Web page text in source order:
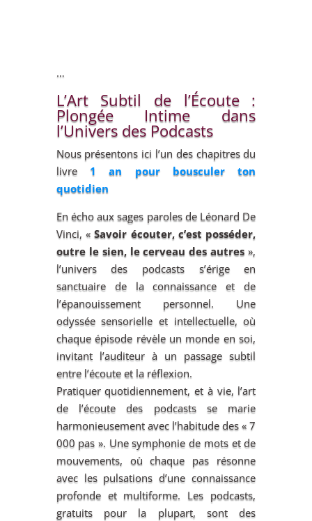
…
L’Art Subtil de l’Écoute :
Plongée Intime dans
l’Univers des Podcasts
Nous présentons ici l’un des chapitres du
livre 1 an pour bousculer ton
quotidien
En écho aux sages paroles de Léonard De
Vinci, «Savoir écouter, c’est posséder,
outre le sien, le cerveau des autres »,
l’univers des podcasts s’érige en
sanctuaire de la connaissance et de
l’épanouissement personnel. Une
odyssée sensorielle et intellectuelle, où
chaque épisode révèle un monde en soi,
invitant l’auditeur à un passage subtil
entre l’écoute et la réflexion.
Pratiquer quotidiennement, et à vie, l’art
de l’écoute des podcasts se marie
harmonieusement avec l’habitude des « 7
000 pas ». Une symphonie de mots et de
mouvements, où chaque pas résonne
avec les pulsations d’une connaissance
profonde et multiforme. Les podcasts,
gratuits pour la plupart, sont des